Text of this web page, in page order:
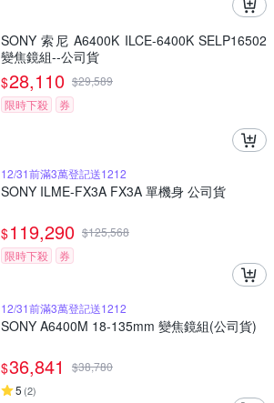
SONY 索尼 A6400K ILCE-6400K SELP16502
變焦鏡組--公司貨
$28,110 $29,589
限時下殺
券
12/31前滿3萬登記送1212
SONY ILME-FX3A FX3A 單機身 公司貨
$119,290 $125,568
限時下殺
券
12/31前滿3萬登記送1212
SONY A6400M 18-135mm 變焦鏡組(公司貨)
$36,841 $38,780
5 (2)